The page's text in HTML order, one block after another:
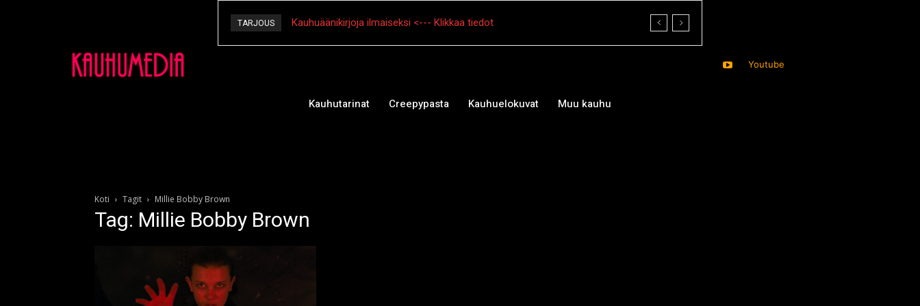
TARJOUS Kauhuäänikirjoja ilmaiseksi <--- Klikkaa tiedot
Kauhutarinat Creepypasta Kauhuelokuvat Muu kauhu
Youtube
Koti Tagit Millie Bobby Brown
Tag: Millie Bobby Brown